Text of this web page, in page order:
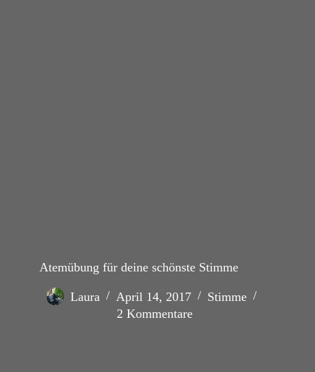
Atemübung für deine schönste Stimme
Laura April 14, 2017
Stimme
2 Kommentare